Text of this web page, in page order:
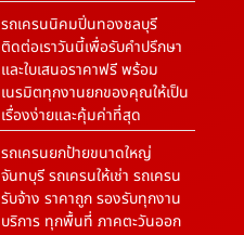
รถเครนนิคมปิ่นทองชลบุรี
ติดต่อเราวันนี้เพื่อรับคำปรึกษา
และใบเสนอราคาฟรี พร้อม
เนรมิตทุกงานยกของคุณให้เป็น
เรื่องง่ายและคุ้มค่าที่สุด
รถเครนยกป้ายขนาดใหญ่
จันทบุรี รถเครนให้เช่า รถเครน
รับจ้าง ราคาถูก รองรับทุกงาน
บริการ ทุกพื้นที่ ภาคตะวันออก